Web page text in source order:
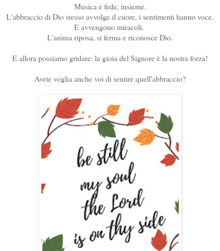
Musica e fede, insieme.
L'abbraccio di Dio stesso avvolge il cuore, i sentimenti hanno voce.
E avvengono miracoli.
L'anima riposa, si ferma e riconosce Dio.
E allora possiamo gridare: la gioia del Signore è la nostra forza!
Avete voglia anche voi di sentire quell'abbraccio?